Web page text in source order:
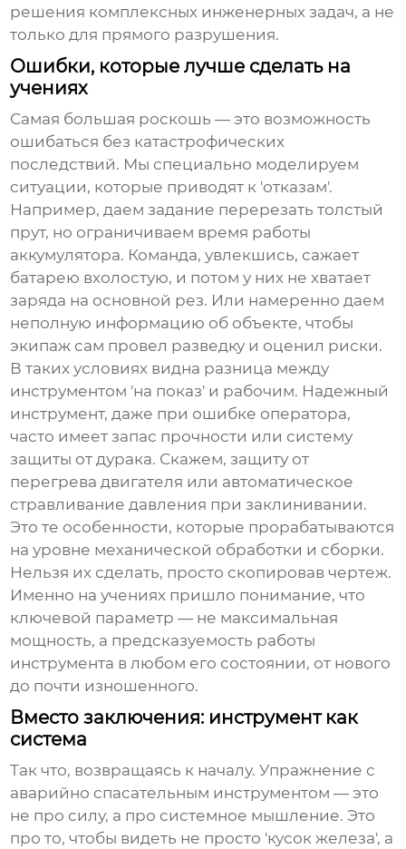
решения комплексных инженерных задач, а не
только для прямого разрушения.
Ошибки, которые лучше сделать на
учениях
Самая большая роскошь — это возможность
ошибаться без катастрофических
последствий. Мы специально моделируем
ситуации, которые приводят к 'отказам'.
Например, даем задание перерезать толстый
прут, но ограничиваем время работы
аккумулятора. Команда, увлекшись, сажает
батарею вхолостую, и потом у них не хватает
заряда на основной рез. Или намеренно даем
неполную информацию об объекте, чтобы
экипаж сам провел разведку и оценил риски.
В таких условиях видна разница между
инструментом 'на показ' и рабочим. Надежный
инструмент, даже при ошибке оператора,
часто имеет запас прочности или систему
защиты от дурака. Скажем, защиту от
перегрева двигателя или автоматическое
стравливание давления при заклинивании.
Это те особенности, которые прорабатываются
на уровне механической обработки и сборки.
Нельзя их сделать, просто скопировав чертеж.
Именно на учениях пришло понимание, что
ключевой параметр — не максимальная
мощность, а предсказуемость работы
инструмента в любом его состоянии, от нового
до почти изношенного.
Вместо заключения: инструмент как
система
Так что, возвращаясь к началу.Упражнение с
аварийно спасательным инструментом — это
не про силу, а про системное мышление. Это
про то, чтобы видеть не просто 'кусок железа', а